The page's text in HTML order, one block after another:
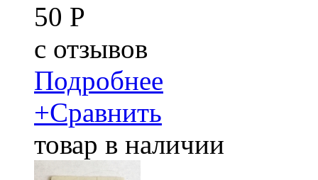
50 Р
c отзывов
Подробнее
+Сравнить
товар в наличии